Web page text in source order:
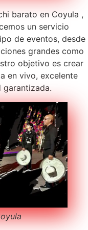
barato en Coyula ,
un servicio
de eventos, desde
grandes como
objetivo es crear
en vivo, excelente
garantizada.